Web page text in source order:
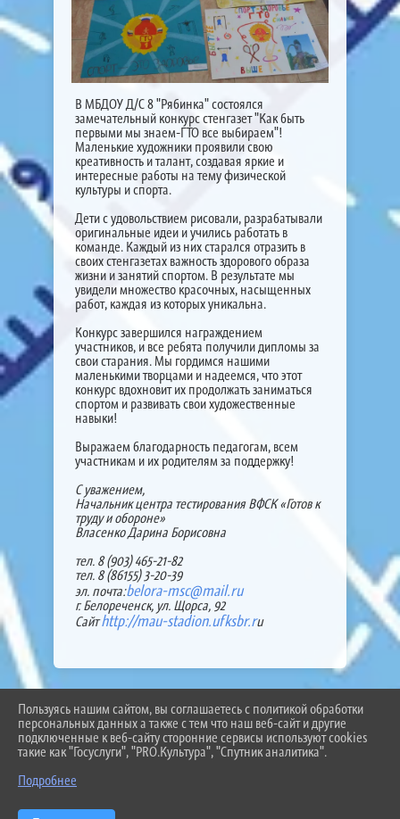
В МБДОУ Д/С 8 "Рябинка" состоялся
замечательный конкурс стенгазет "Как быть
первыми мы знаем-ГТО все выбираем"!
Маленькие художники проявили свою
креативность и талант, создавая яркие и
интересные работы на тему физической
культуры и спорта.
Дети с удовольствием рисовали, разрабатывали
оригинальные идеи и учились работать в
команде. Каждый из них старался отразить в
своих стенгазетах важность здорового образа
жизни и занятий спортом. В результате мы
увидели множество красочных, насыщенных
работ, каждая из которых уникальна.
Конкурс завершился награждением
участников, и все ребята получили дипломы за
свои старания. Мы гордимся нашими
маленькими творцами и надеемся, что этот
конкурс вдохновит их продолжать заниматься
спортом и развивать свои художественные
навыки!
Выражаем благодарность педагогам, всем
участникам и их родителям за поддержку!
С уважением,
Начальник центра тестирования ВФСК «Готов к
труду и обороне»
Власенко Дарина Борисовна
тел. 8 (903) 465-21-82
тел. 8 (86155) 3-20-39
эл. почта:belora-msc@mail.ru
г. Белореченск, ул. Щорса, 92
Сайтhttp://mau-stadion.ufksbr.ru
2026 Г. BEL-SCHOOL3.RU
ВХОД
КАРТА САЙТА
СДЕЛАНО НА KUBCMS
Пользуясь нашим сайтом, вы соглашаетесь с политикой обработки
персональных данных а также с тем что наш веб-сайт и другие
подключенные к веб-сайту сторонние сервисы используют cookies
такие как "Госуслуги", "PRO.Культура", "Спутник аналитика".
Подробнее